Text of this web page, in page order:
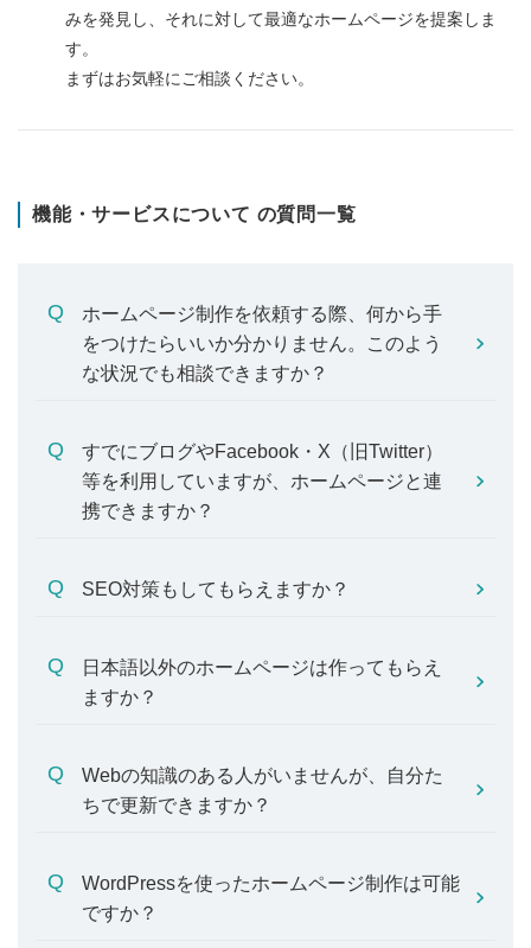
みを発見し、それに対して最適なホームページを提案しま
す。
まずはお気軽にご相談ください。
機能・サービスについて の質問一覧
ホームページ制作を依頼する際、何から手
をつけたらいいか分かりません。このよう
な状況でも相談できますか？
すでにブログやFacebook・X（旧Twitter）
等を利用していますが、ホームページと連
携できますか？
SEO対策もしてもらえますか？
日本語以外のホームページは作ってもらえ
ますか？
Webの知識のある人がいませんが、自分た
ちで更新できますか？
WordPressを使ったホームページ制作は可能
ですか？